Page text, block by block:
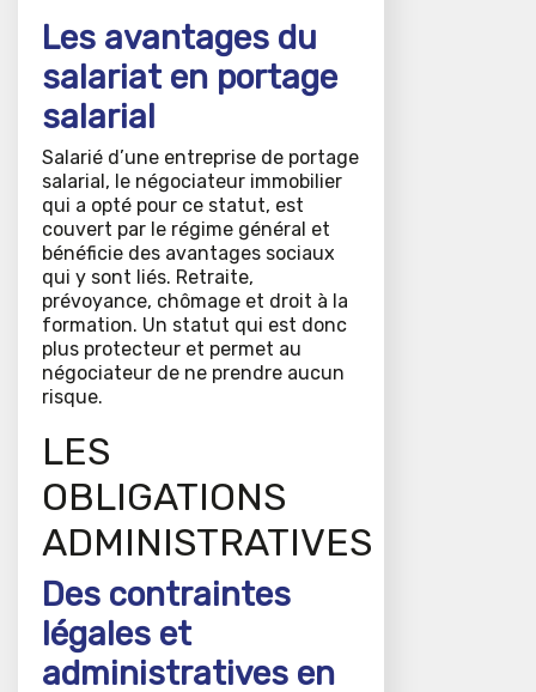
Les avantages du
salariat en portage
salarial
Salarié d’une entreprise de portage
salarial, le négociateur immobilier
qui a opté pour ce statut, est
couvert par le régime général et
bénéficie des avantages sociaux
qui y sont liés. Retraite,
prévoyance, chômage et droit à la
formation. Un statut qui est donc
plus protecteur et permet au
négociateur de ne prendre aucun
risque.
LES
OBLIGATIONS
ADMINISTRATIVES
Des contraintes
légales et
administratives en